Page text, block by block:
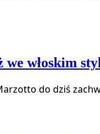
włoskim
do dziś